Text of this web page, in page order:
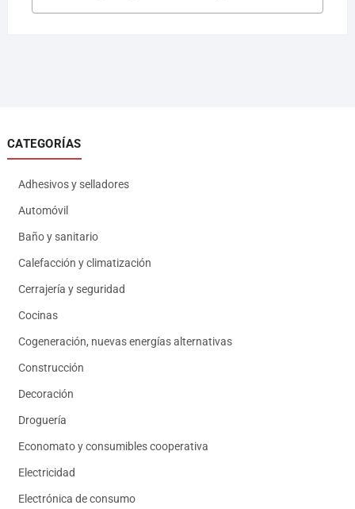
CATEGORÍAS
Adhesivos y selladores
Automóvil
Baño y sanitario
Calefacción y climatización
Cerrajería y seguridad
Cocinas
Cogeneración, nuevas energías alternativas
Construcción
Decoración
Droguería
Economato y consumibles cooperativa
Electricidad
Electrónica de consumo